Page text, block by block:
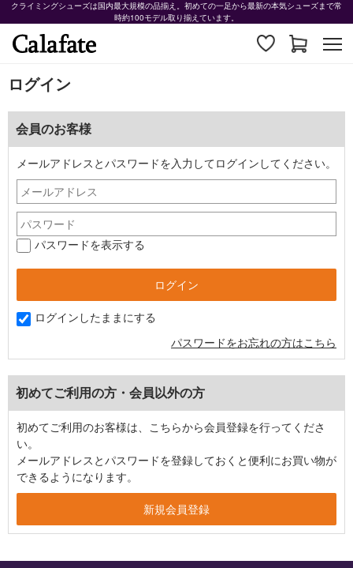
クライミングシューズは国内最大規模の品揃え。初めての一足から最新の本気シューズまで常
時約100モデル取り揃えています。
ログイン
会員のお客様
メールアドレスとパスワードを入力してログインしてください。
パスワードを表示する
ログインしたままにする
パスワードをお忘れの方はこちら
初めてご利用の方・会員以外の方
初めてご利用のお客様は、こちらから会員登録を行ってくださ
い。
メールアドレスとパスワードを登録しておくと便利にお買い物が
できるようになります。